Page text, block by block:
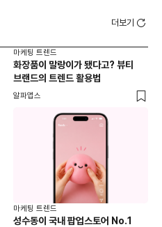
더보기
마케팅 트렌드
화장품이 말랑이가 됐다고? 뷰티
브랜드의 트렌드 활용법
알파앱스
마케팅 트렌드
성수동이 국내 팝업스토어 No.1